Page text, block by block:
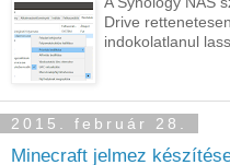
Drive
indokolatlanul
2015. február 28.
Minecraft jelmez